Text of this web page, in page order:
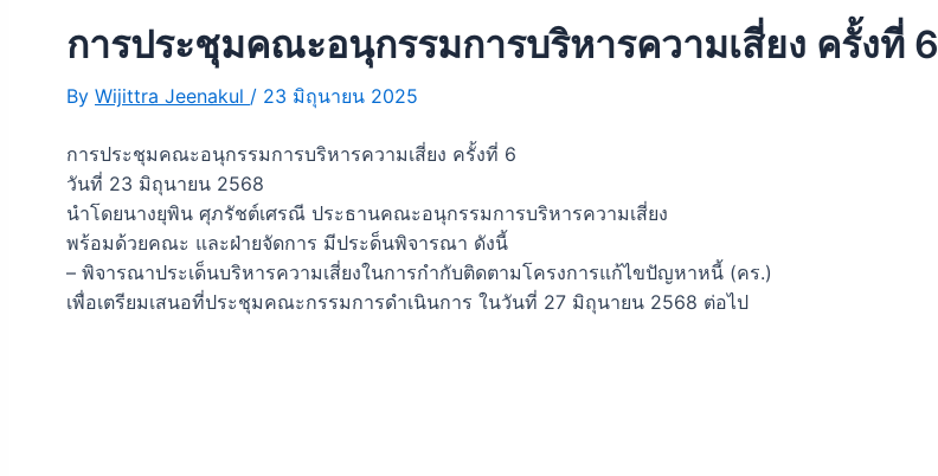
การประชุมคณะอนุกรรมการบริหารความเสี่ยง ครั้งที่ 6
By Wijittra Jeenakul / 23 มิถุนายน 2025
การประชุมคณะอนุกรรมการบริหารความเสี่ยง ครั้งที่ 6
วันที่ 23 มิถุนายน 2568
นำโดยนางยุพิน ศุภรัชต์เศรณี ประธานคณะอนุกรรมการบริหารความเสี่ยง
พร้อมด้วยคณะ และฝ่ายจัดการ มีประด็นพิจารณา ดังนี้
– พิจารณาประเด็นบริหารความเสี่ยงในการกำกับติดตามโครงการแก้ไขปัญหาหนี้ (คร.)
เพื่อเตรียมเสนอที่ประชุมคณะกรรมการดำเนินการ ในวันที่ 27 มิถุนายน 2568 ต่อไป